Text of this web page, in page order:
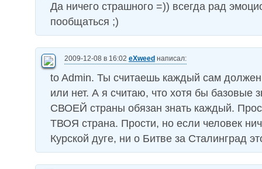
Да ничего страшного =)) всегда рад
пообщаться ;)
2009-12-08 в 16:02 eXweed написал:
to Admin. Ты считаешь каждый сам должен
или нет. А я считаю, что хотя бы базовые
СВОЕЙ страны обязан знать каждый.
ТВОЯ страна. Прости, но если человек
Курской дуге, ни о Битве за Сталинград